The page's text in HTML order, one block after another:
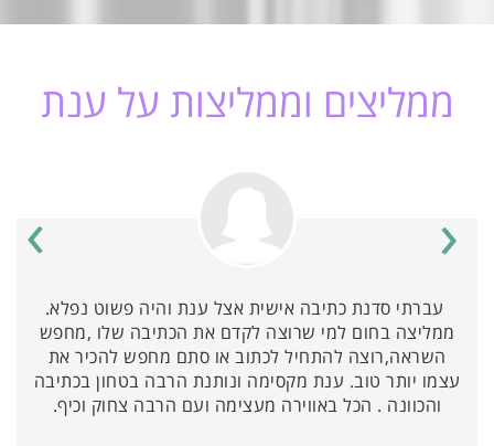
ממליצים וממליצות על ענת
עברתי סדנת כתיבה אישית אצל ענת והיה פשוט נפלא.
ממליצה בחום למי שרוצה לקדם את הכתיבה שלו ,מחפש
השראה,רוצה להתחיל לכתוב או סתם מחפש להכיר את
עצמו יותר טוב. ענת מקסימה ונותנת הרבה בטחון בכתיבה
והכוונה . הכל באווירה מעצימה ועם הרבה צחוק וכיף.
‹
›